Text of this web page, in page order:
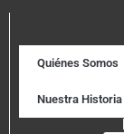
Quiénes Somos
Nuestra Historia